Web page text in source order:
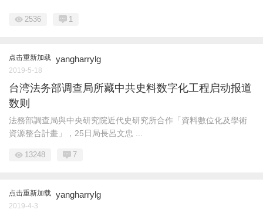
2536 1
点击重新加载 yangharrylg
2019-5-18
台湾法务部调查局所藏中共史料数字化工程启动报道
数则
法務部調查局與中央研究院近代史研究所合作「資料數位化及學術
資源整合計畫」，25日局長呂文忠 ...
13248 7
点击重新加载 yangharrylg
2019-4-3